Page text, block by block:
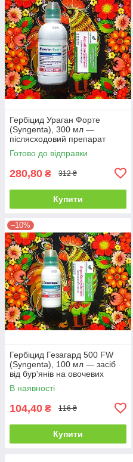
Гербіцид Ураган Форте
(Syngenta), 300 мл —
післясходовий препарат
суцільної дії для боротьби з
бур'янами
Готово до відправки
280,80 ₴ 312 ₴
Купити
–10%
Гербіцид Гезагард 500 FW
(Syngenta), 100 мл — засіб
від бур'янів на овочевих
культурах
В наявності
104,40 ₴ 116 ₴
Купити